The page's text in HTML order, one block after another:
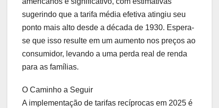
sugerindo que a tarifa média efetiva atingiu seu
ponto mais alto desde a década de 1930. Espera-
se que isso resulte em um aumento nos preços ao
consumidor, levando a uma perda real de renda
para as famílias.
O Caminho a Seguir
A implementação de tarifas recíprocas em 2025 é